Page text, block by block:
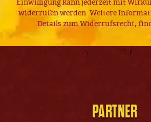
Einwilligung kann jederzeit mit
widerrufen werden. Weitere
Details zum Widerrufsrecht,
PARTNER